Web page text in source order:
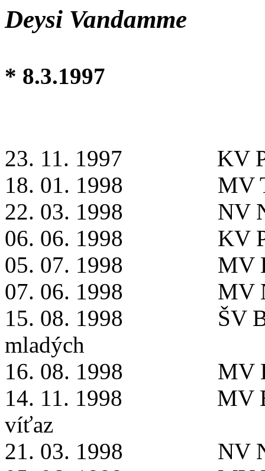
Deysi Vandamme
* 8.3.1997
23. 11. 1997
KV
18. 01. 1998
MV
22. 03. 1998
NV
06. 06. 1998
KV
05. 07. 1998
MV
07. 06. 1998
MV
15. 08. 1998
ŠV
mladých
16. 08. 1998
MV
14. 11. 1998
MV
víťaz
21. 03. 1998
NV